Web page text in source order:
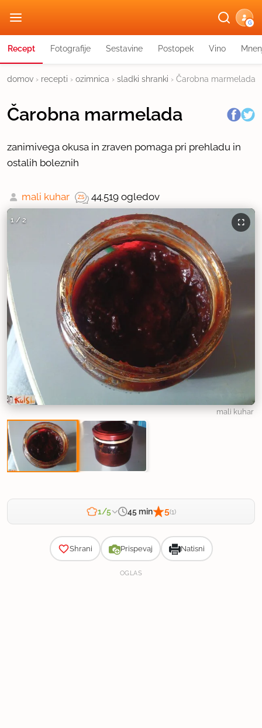
G
Recept Fotografije Sestavine Postopek Vino
domov › recepti › ozimnica › sladki shranki › Čarobna marmelada
Čarobna marmelada
zanimivega okusa in zraven pomaga pri prehladu in
ostalih boleznih
mali kuhar 44.519 ogledov
1 / 2
mali kuhar
1/5 45 min 5(1)
Shrani Prispevaj Natisni
OGLAS